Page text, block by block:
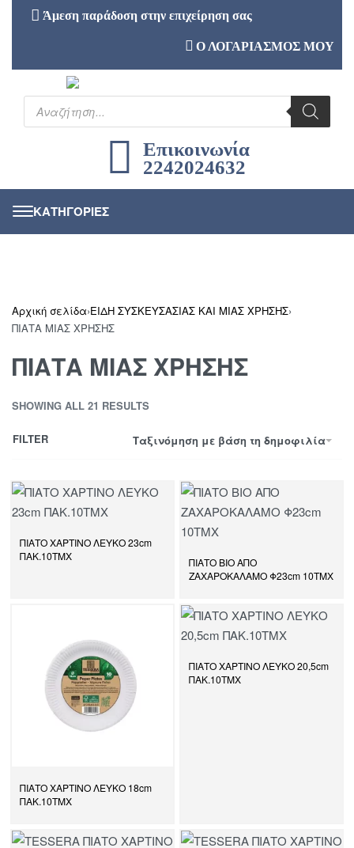
Άμεση παράδοση στην επιχείρηση σας
Ο ΛΟΓΑΡΙΑΣΜΟΣ ΜΟΥ
Επικοινωνία
2242024632
Αρχική σελίδα›ΕΙΔΗ ΣΥΣΚΕΥΣΑΣΙΑΣ ΚΑΙ ΜΙΑΣ ΧΡΗΣΗΣ›
ΠΙΑΤΑ ΜΙΑΣ ΧΡΗΣΗΣ
ΠΙΑΤΑ ΜΙΑΣ ΧΡΗΣΗΣ
SHOWING ALL 21 RESULTS
Ταξινόμηση με βάση τη δημοφιλία
FILTER
ΠΙΑΤΟ ΧΑΡΤΙΝΟ ΛΕΥΚΟ 23cm
ΠΑΚ.10ΤΜΧ
ΠΙΑΤΟ ΒΙΟ ΑΠΟ
ΖΑΧΑΡΟΚΑΛΑΜΟ Φ23cm 10ΤΜΧ
ΠΙΑΤΟ ΧΑΡΤΙΝΟ ΛΕΥΚΟ 18cm
ΠΑΚ.10ΤΜΧ
ΠΙΑΤΟ ΧΑΡΤΙΝΟ ΛΕΥΚΟ 20,5cm
ΠΑΚ.10ΤΜΧ